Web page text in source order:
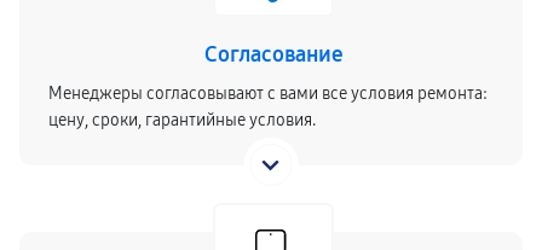
Согласование
Менеджеры согласовывают с вами все условия ремонта:
цену, сроки, гарантийные условия.